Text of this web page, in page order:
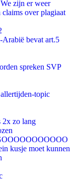
zijn er weer
claims over plagiaat
Arabië bevat art.5
spreken SVP
topic
2x zo lang
kusje moet kunnen